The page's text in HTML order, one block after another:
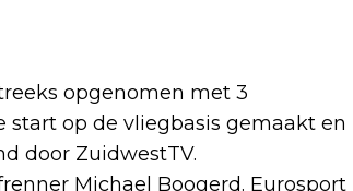
opgenomen met 3
op de vliegbasis gemaakt en
door ZuidwestTV.
Michael Boogerd. Eurosport